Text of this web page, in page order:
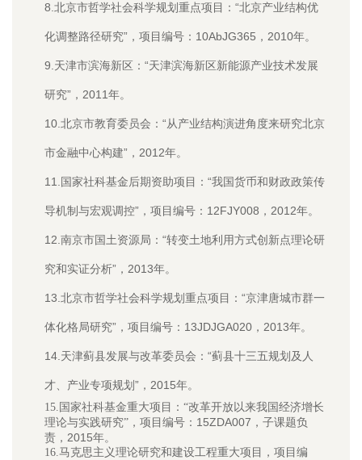
8.北京市哲学社会科学规划重点项目：“北京产业结构优
化调整路径研究”，项目编号：10AbJG365，2010年。
9.天津市滨海新区：“天津滨海新区新能源产业技术发展
研究”，2011年。
10.北京市教育委员会：“从产业结构演进角度来研究北京
市金融中心构建”，2012年。
11.国家社科基金后期资助项目：“我国货币和财政政策传
导机制与宏观调控”，项目编号：12FJY008，2012年。
12.南京市国土资源局：“转变土地利用方式创新点理论研
究和实证分析”，2013年。
13.北京市哲学社会科学规划重点项目：“京津唐城市群一
体化格局研究”，项目编号：13JDJGA020，2013年。
14.天津蓟县发展与改革委员会：“蓟县十三五规划及人
才、产业专项规划”，2015年。
15.国家社科基金重大项目：“改革开放以来我国经济增长
理论与实践研究”，项目编号： 15ZDA007，子课题负
责，2015年。
16.马克思主义理论研究和建设工程重大项目，项目编